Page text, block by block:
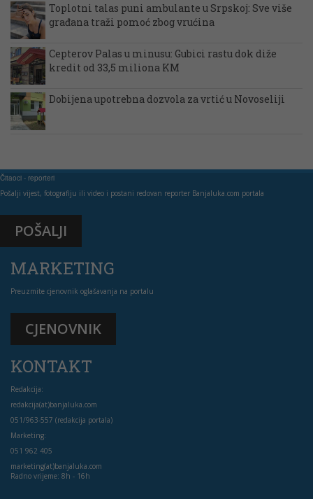
Toplotni talas puni ambulante u Srpskoj: Sve više
građana traži pomoć zbog vrućina
Cepterov Palas u minusu: Gubici rastu dok diže
kredit od 33,5 miliona KM
Dobijena upotrebna dozvola za vrtić u Novoseliji
Čitaoci - reporteri
Pošalji vijest, fotografiju ili video i postani redovan reporter Banjaluka.com portala
POŠALJI
MARKETING
Preuzmite cjenovnik oglašavanja na portalu
CJENOVNIK
KONTAKT
Redakcija:
redakcija(at)banjaluka.com
051/963-557 (redakcija portala)
Marketing:
051 962 405
marketing(at)banjaluka.com
Radno vrijeme: 8h - 16h